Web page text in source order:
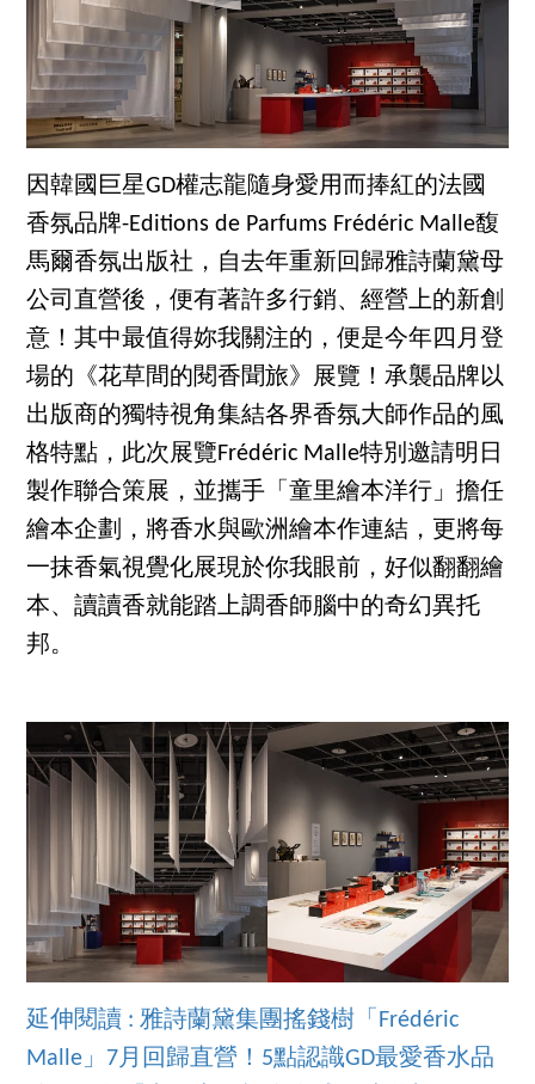
因韓國巨星GD權志龍隨身愛用而捧紅的法國
香氛品牌-Editions de Parfums Frédéric Malle馥
馬爾香氛出版社，自去年重新回歸雅詩蘭黛母
公司直營後，便有著許多行銷、經營上的新創
意！其中最值得妳我關注的，便是今年四月登
場的《花草間的閱香聞旅》展覽！承襲品牌以
出版商的獨特視角集結各界香氛大師作品的風
格特點，此次展覽Frédéric Malle特別邀請明日
製作聯合策展，並攜手「童里繪本洋行」擔任
繪本企劃，將香水與歐洲繪本作連結，更將每
一抹香氣視覺化展現於你我眼前，好似翻翻繪
本、讀讀香就能踏上調香師腦中的奇幻異托
邦。
延伸閱讀 : 雅詩蘭黛集團搖錢樹「Frédéric
Malle」7月回歸直營！5點認識GD最愛香水品